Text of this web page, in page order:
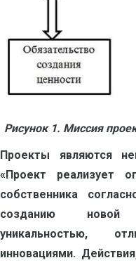
Рисунок 1. Миссия
Проекты являются
«Проект реализует
собственника
созданию новой
уникальностью,
инновациями.